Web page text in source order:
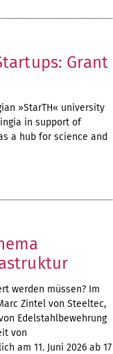
Grant
»StarTH« university
in support of
a hub for science and
werden müssen? Im
Zintel von Steeltec,
Edelstahlbewehrung
von
am 11. Juni 2026 ab 17